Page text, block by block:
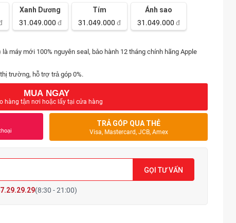
Xanh Dương
31.049.000 đ
Tím
31.049.000 đ
Ánh sao
31.049.000 đ
là máy mới 100% nguyên seal, bảo hành 12 tháng chính hãng Apple
trường, hỗ trợ trả góp 0%.
MUA NGAY
hàng tận nơi hoặc lấy tại cửa hàng
TRẢ GÓP QUA THẺ
Visa, Mastercard, JCB, Amex
GỌI TƯ VẤN
(8:30 - 21:00)